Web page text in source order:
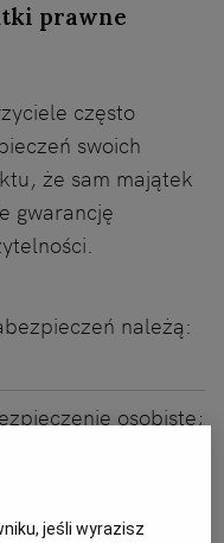
prawne
często
swoich
że sam majątek
gwarancję
należą:
osobiste;
są do
jeśli wyrazisz